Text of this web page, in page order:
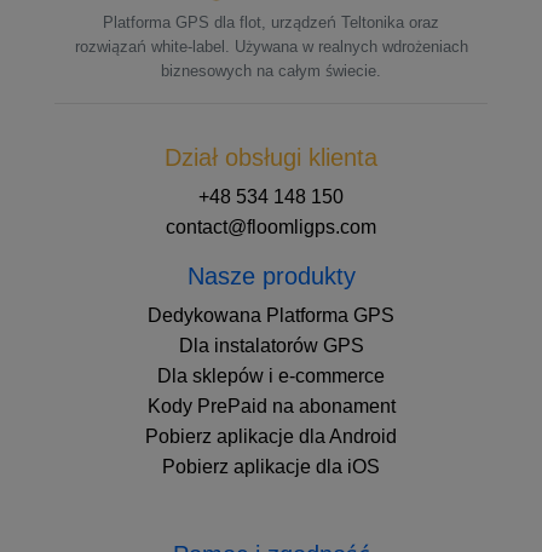
Platforma GPS dla flot, urządzeń Teltonika oraz
rozwiązań white-label. Używana w realnych wdrożeniach
biznesowych na całym świecie.
Dział obsługi klienta
+48 534 148 150
contact@floomligps.com
Nasze produkty
Dedykowana Platforma GPS
Dla instalatorów GPS
Dla sklepów i e-commerce
Kody PrePaid na abonament
Pobierz aplikacje dla Android
Pobierz aplikacje dla iOS